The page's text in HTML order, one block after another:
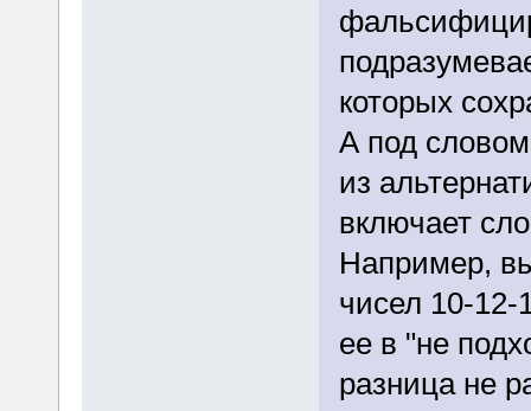
которых
А под словом
из
включает
Например,
чисел 10-12-
ее в "не
разница не